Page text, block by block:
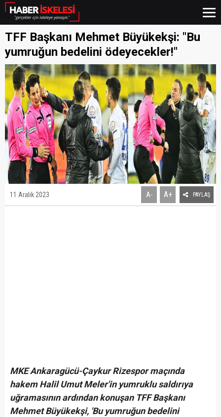
TFF Başkanı Mehmet Büyükekşi: "Bu
yumruğun bedelini ödeyecekler!"
11 Aralık 2023 A- A+ PAYLAŞ
MKE Ankaragücü-Çaykur Rizespor maçında
hakem Halil Umut Meler'in yumruklu saldırıya
uğramasının ardından konuşan TFF Başkanı
Mehmet Büyükekşi, 'Bu yumruğun bedelini